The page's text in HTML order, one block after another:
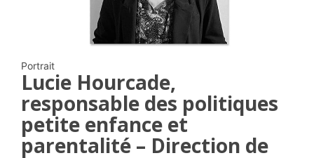
Portrait
Lucie Hourcade,
responsable des politiques
petite enfance et
parentalité – Direction de